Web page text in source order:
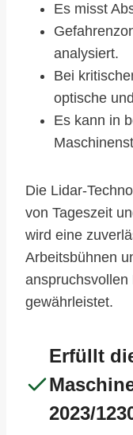
Es misst
analysiert.
Bei
optische
Es kann in
Die Lidar-
von Tageszeit
wird eine
Arbeitsbühnen
anspruchsvollen
gewährleistet.
Erfüllt
2023/